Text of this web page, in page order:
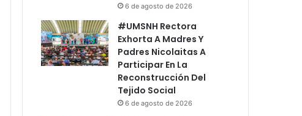
6 de agosto de 2026
#UMSNH Rectora
Exhorta A Madres Y
Padres Nicolaitas A
Participar En La
Reconstrucción Del
Tejido Social
6 de agosto de 2026